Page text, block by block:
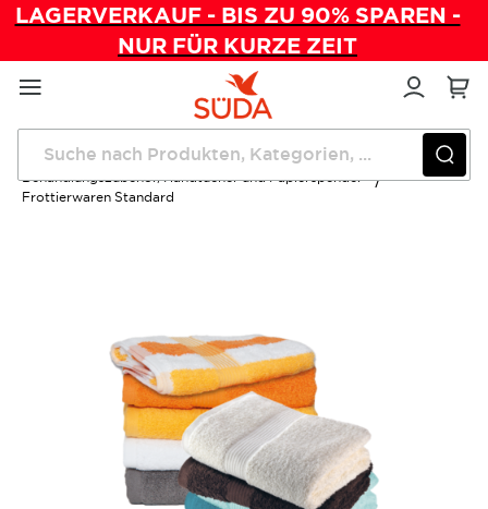
LAGERVERKAUF - BIS ZU 90% SPAREN -
NUR FÜR KURZE ZEIT
Direkt
zum
Inhalt
Startseite
Verwaltung
Behandlungszubehör, Handtücher und Papierspender
Frottierwaren Standard